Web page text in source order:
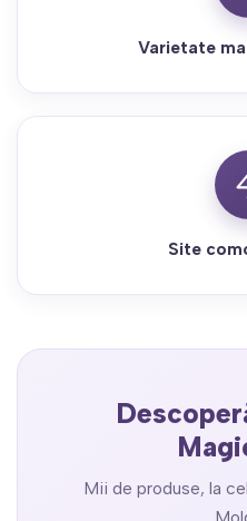
Varietate
Site
Mii de produse, la